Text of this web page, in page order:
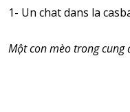
1- Un chat dans la
Một con mèo trong